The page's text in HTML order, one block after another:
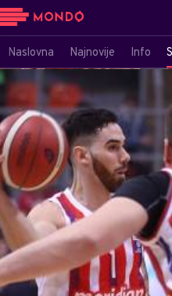
Naslovna Najnovije Info